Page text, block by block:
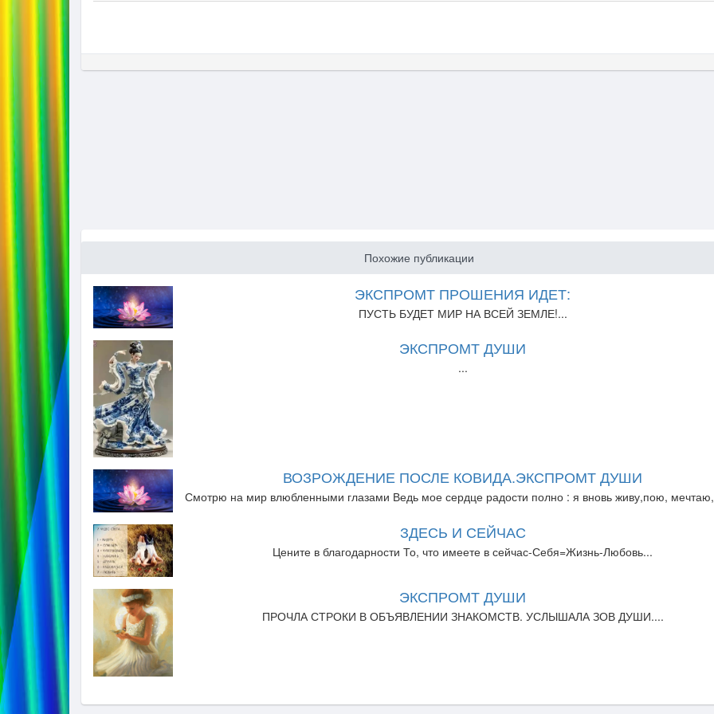
Похожие публикации
ЭКСПРОМТ ПРОШЕНИЯ ИДЕТ:
ПУСТЬ БУДЕТ МИР НА ВСЕЙ ЗЕМЛЕ!...
ЭКСПРОМТ ДУШИ
...
ВОЗРОЖДЕНИЕ ПОСЛЕ КОВИДА.ЭКСПРОМТ ДУШИ
Смотрю на мир влюбленными глазами Ведь мое сердце радости полно : я вновь живу,пою,
ЗДЕСЬ И СЕЙЧАС
Цените в благодарности То, что имеете в сейчас-Себя=Жизнь-Любовь...
ЭКСПРОМТ ДУШИ
ПРОЧЛА СТРОКИ В ОБЪЯВЛЕНИИ ЗНАКОМСТВ. УСЛЫШАЛА ЗОВ ДУШИ....